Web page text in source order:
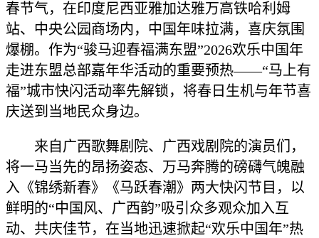
春节气，在印度尼西亚雅加达雅万高铁哈利姆
站、中央公园商场内，中国年味拉满，喜庆氛围
爆棚。作为“骏马迎春福满东盟”2026欢乐中国年
走进东盟总部嘉年华活动的重要预热——“马上有
福”城市快闪活动率先解锁，将春日生机与年节喜
庆送到当地民众身边。
来自广西歌舞剧院、广西戏剧院的演员们，
将一马当先的昂扬姿态、万马奔腾的磅礴气魄融
入《锦绣新春》《马跃春潮》两大快闪节目，以
鲜明的“中国风、广西韵”吸引众多观众加入互
动、共庆佳节，在当地迅速掀起“欢乐中国年”热